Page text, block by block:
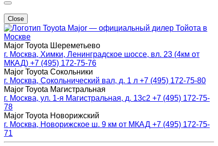
Close
Major — официальный дилер Тойота в
Москве
Major Toyota Шереметьево
г. Москва, Химки, Ленинградское шоссе, вл. 23 (4км от
МКАД) +7 (495) 172-75-76
Major Toyota Сокольники
г. Москва, Сокольнический вал, д. 1 л +7 (495) 172-75-80
Major Toyota Магистральная
г. Москва, ул. 1-я Магистральная, д. 13с2 +7 (495) 172-75-
78
Major Toyota Новорижский
г. Москва, Новорижское ш. 9 км от МКАД +7 (495) 172-75-
71